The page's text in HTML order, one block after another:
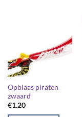
Opblaas piraten
zwaard
€1.20